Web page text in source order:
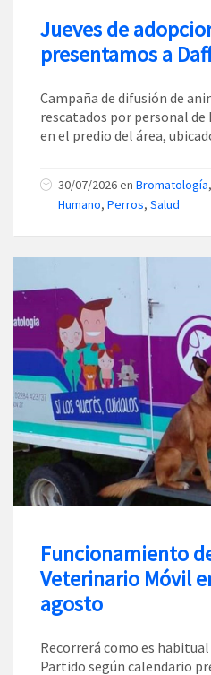
Jueves de
presentamos a
Campaña de difusión de
rescatados por personal
en el predio del área,
30/07/2026en Bromatología,
Humano, Perros, Salud
Funcionamiento
Veterinario Móvil
agosto
Recorrerá como es
Partido según calendario